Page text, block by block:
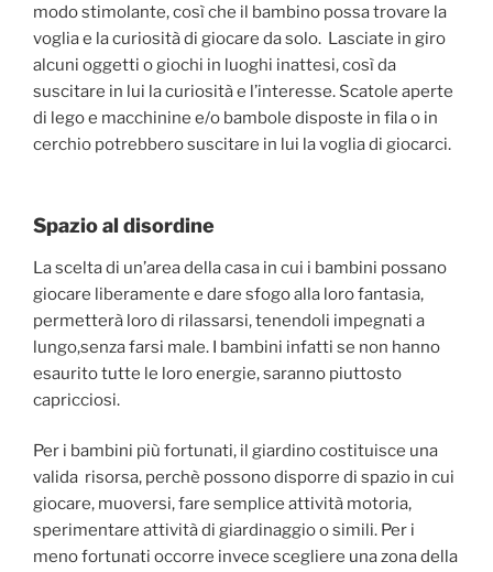
modo stimolante, così che il bambino possa trovare la
voglia e la curiosità di giocare da solo. Lasciate in giro
alcuni oggetti o giochi in luoghi inattesi, così da
suscitare in lui la curiosità e l’interesse. Scatole aperte
di lego e macchinine e/o bambole disposte in fila o in
cerchio potrebbero suscitare in lui la voglia di giocarci.
Spazio al disordine
La scelta di un’area della casa in cui i bambini possano
giocare liberamente e dare sfogo alla loro fantasia,
permetterà loro di rilassarsi, tenendoli impegnati a
lungo,senza farsi male. I bambini infatti se non hanno
esaurito tutte le loro energie, saranno piuttosto
capricciosi.
Per i bambini più fortunati, il giardino costituisce una
valida risorsa, perchè possono disporre di spazio in cui
giocare, muoversi, fare semplice attività motoria,
sperimentare attività di giardinaggio o simili. Per i
meno fortunati occorre invece scegliere una zona della